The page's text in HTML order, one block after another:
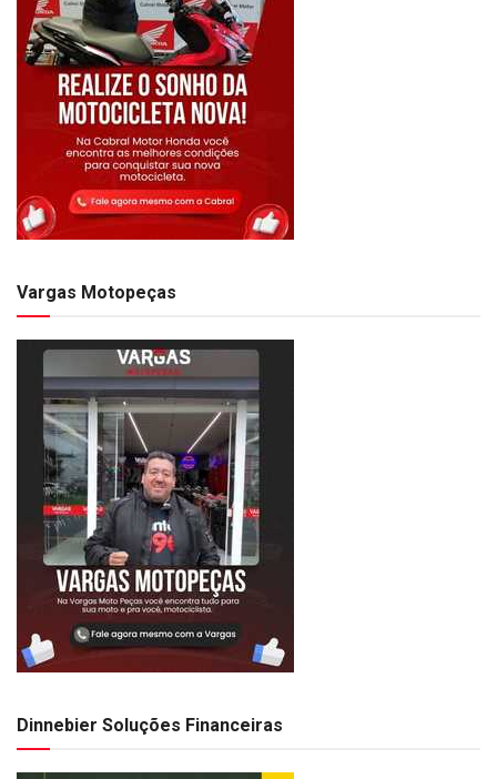
Vargas Motopeças
Dinnebier Soluções Financeiras